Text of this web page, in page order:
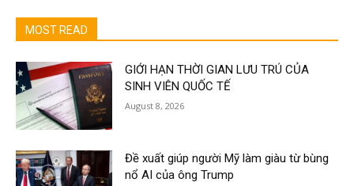
MOST READ
GIỚI HẠN THỜI GIAN LƯU TRÚ CỦA
SINH VIÊN QUỐC TẾ
August 8, 2026
Đề xuất giúp người Mỹ làm giàu từ bùng
nổ AI của ông Trump